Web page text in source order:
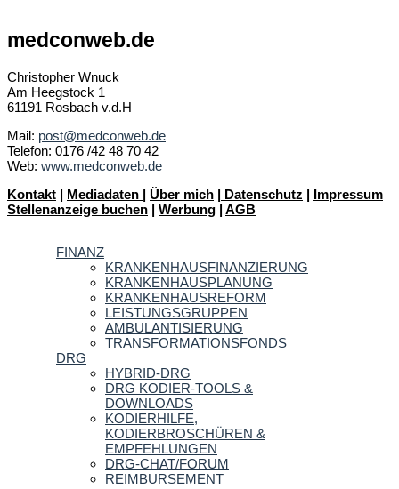
medconweb.de
Christopher Wnuck
Am Heegstock 1
61191 Rosbach v.d.H
Mail: post@medconweb.de
Telefon: 0176 /42 48 70 42
Web: www.medconweb.de
Kontakt | Mediadaten | Über mich | Datenschutz | Impressum
Stellenanzeige buchen | Werbung | AGB
FINANZ
KRANKENHAUSFINANZIERUNG
KRANKENHAUSPLANUNG
KRANKENHAUSREFORM
LEISTUNGSGRUPPEN
AMBULANTISIERUNG
TRANSFORMATIONSFONDS
DRG
HYBRID-DRG
DRG KODIER-TOOLS &
DOWNLOADS
KODIERHILFE,
KODIERBROSCHÜREN &
EMPFEHLUNGEN
DRG-CHAT/FORUM
REIMBURSEMENT